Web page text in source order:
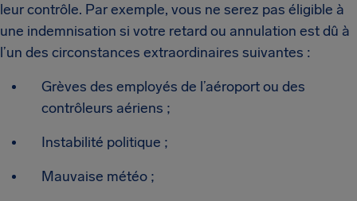
leur contrôle. Par exemple, vous ne serez pas éligible à
une indemnisation si votre retard ou annulation est dû à
l’un des circonstances extraordinaires suivantes :
Grèves des employés de l’aéroport ou des
contrôleurs aériens ;
Instabilité politique ;
Mauvaise météo ;